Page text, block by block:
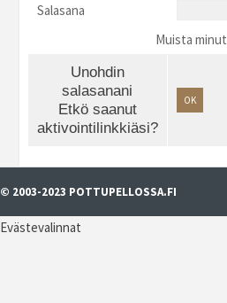
Salasana
Muista minut
Unohdin
salasanani
Etkö saanut
aktivointilinkkiäsi?
OK
© 2003-2023 POTTUPELLOSSA.FI
Evästevalinnat